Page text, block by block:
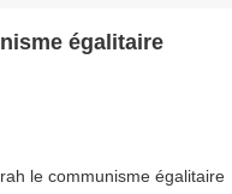
égalitaire